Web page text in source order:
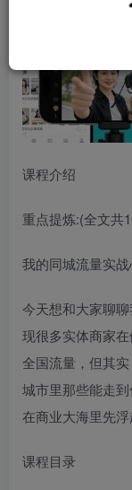
课程介绍
重点提炼:(全文共
我的同城流量实
今天想和大家聊
现很多实体商家
全国流量，但其
城市里那些能走
在商业大海里先浮
课程目录